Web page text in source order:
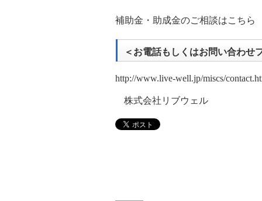
補助金・助成金のご相談はこち
＜お電話もしくはお問い合わせ
http://www.live-well.jp/miscs/
株式会社リブウェル